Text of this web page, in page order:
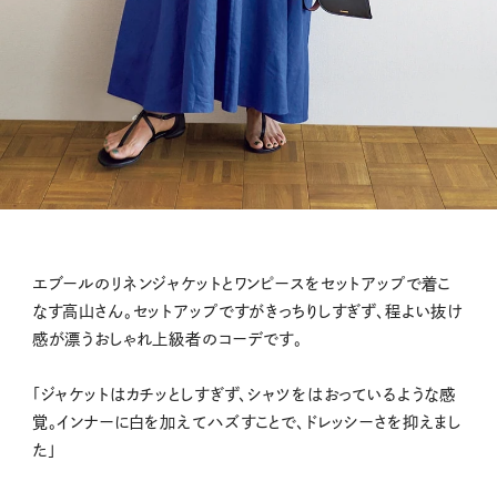
エブールのリネンジャケットとワンピースをセットアップで着こ
なす高山さん。セットアップですがきっちりしすぎず、程よい抜け
感が漂うおしゃれ上級者のコーデです。
「ジャケットはカチッとしすぎず、シャツをはおっているような感
覚。インナーに白を加えてハズすことで、ドレッシーさを抑えまし
た」